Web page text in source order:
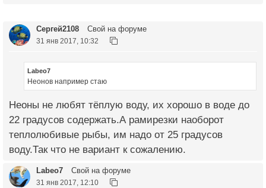
Сергей2108 Свой на форуме
31 янв 2017, 10:32
Labeo7
Неонов например стаю
Неоны не любят тёплую воду, их хорошо в воде до
22 градусов содержать.А рамирезки наоборот
теплолюбивые рыбы, им надо от 25 градусов
воду.Так что не вариант к сожалению.
Labeo7 Свой на форуме
31 янв 2017, 12:10